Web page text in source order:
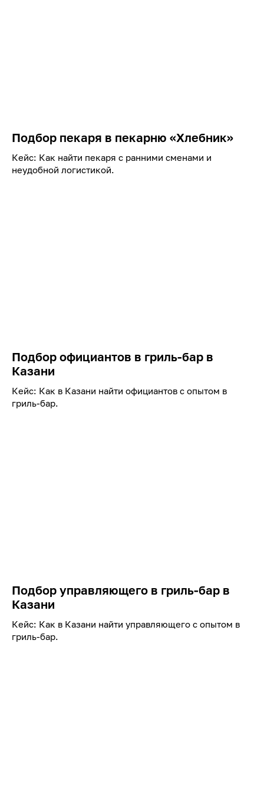
Подбор пекаря в пекарню «Хлебник»
Кейс: Как найти пекаря с ранними сменами и
неудобной логистикой.
Подбор официантов в гриль-бар в
Казани
Кейс: Как в Казани найти официантов с опытом в
гриль-бар.
Подбор управляющего в гриль-бар в
Казани
Кейс: Как в Казани найти управляющего с опытом в
гриль-бар.